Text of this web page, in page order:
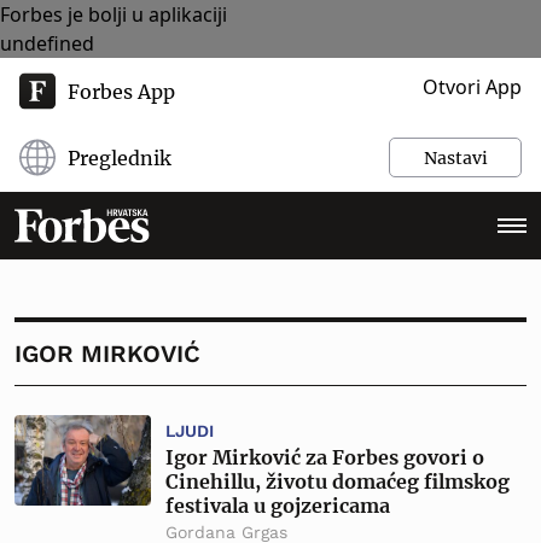
Forbes je bolji u aplikaciji
undefined
Forbes App Otvori App
Preglednik Nastavi
IGOR MIRKOVIĆ
LJUDI
Igor Mirković za Forbes govori o
Cinehillu, životu domaćeg filmskog
festivala u gojzericama
Gordana Grgas